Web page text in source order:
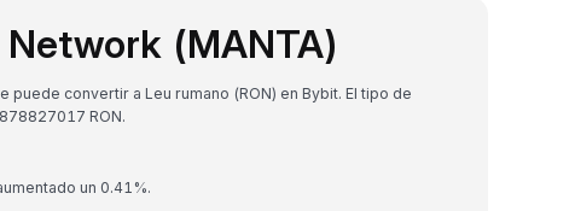
(MANTA)
convertir a Leu rumano (RON) en Bybit. El tipo de
RON.
un 0.41%.